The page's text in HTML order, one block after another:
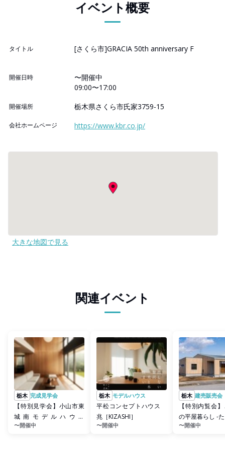
イベント概要
タイトル [さくら市]GRACIA 50th anniversary F
開催日時
〜開催中
09:00〜17:00
開催場所 栃木県さくら市氏家3759-15
会社ホームページ https://www.kbr.co.jp/
大きな地図で見る
関連イベント
栃木 完成見学会
【特別見学会】小山市東
城南モデルハウス
「serest-セレスト-」《完
〜開催中
栃木 モデルハウス
平松コンセプトハウス
兆［KIZASHI］
〜開催中
栃木 建売販売会
【特別内覧会
の平屋暮らし -
〜開催中